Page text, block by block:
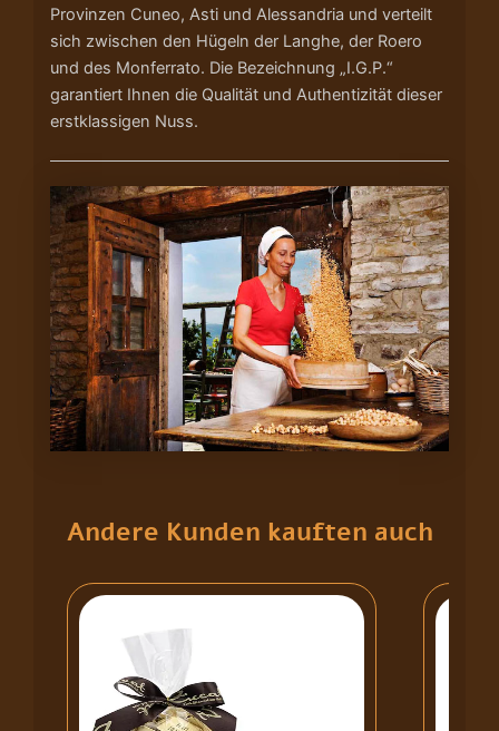
Provinzen Cuneo, Asti und Alessandria und verteilt
sich zwischen den Hügeln der Langhe, der Roero
und des Monferrato. Die Bezeichnung „I.G.P.“
garantiert Ihnen die Qualität und Authentizität dieser
erstklassigen Nuss.
Andere Kunden kauften auch